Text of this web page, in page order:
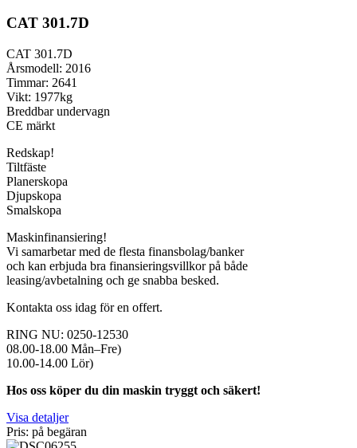
CAT 301.7D
CAT 301.7D
Årsmodell: 2016
Timmar: 2641
Vikt: 1977kg
Breddbar undervagn
CE märkt
Redskap!
Tiltfäste
Planerskopa
Djupskopa
Smalskopa
Maskinfinansiering!
Vi samarbetar med de flesta finansbolag/banker
och kan erbjuda bra finansieringsvillkor på både
leasing/avbetalning och ge snabba besked.
Kontakta oss idag för en offert.
RING NU: 0250-12530
08.00-18.00 Mån–Fre)
10.00-14.00 Lör)
Hos oss köper du din maskin tryggt och säkert!
Visa detaljer
Pris: på begäran